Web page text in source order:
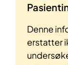
Denne
erstatter